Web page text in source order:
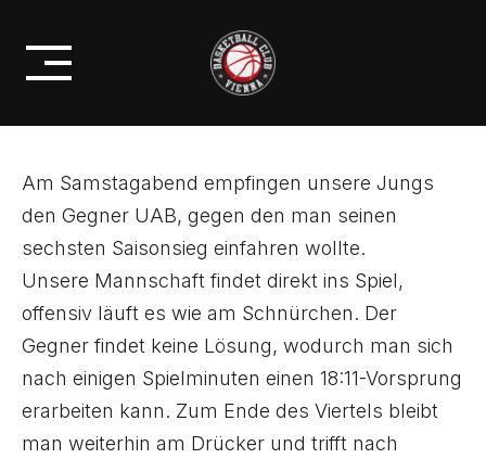
content
U19/1: 90:69-SIEG ZUM
JAHRESENDE GEGEN UAB
Am Samstagabend empfingen unsere Jungs
den Gegner UAB, gegen den man seinen
sechsten Saisonsieg einfahren wollte.
Unsere Mannschaft findet direkt ins Spiel,
offensiv läuft es wie am Schnürchen. Der
Gegner findet keine Lösung, wodurch man sich
nach einigen Spielminuten einen 18:11-Vorsprung
erarbeiten kann. Zum Ende des Viertels bleibt
man weiterhin am Drücker und trifft nach